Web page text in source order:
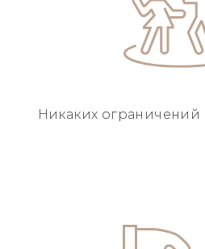
Никаких ограничений